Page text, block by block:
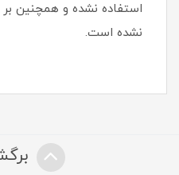
استفاده نشده و همچنین
نشده است.